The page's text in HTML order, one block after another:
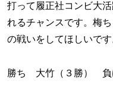
打って履正社コンビ大
れるチャンスです。梅
の戦いをしてほしいです
勝ち 大竹（３勝） 負